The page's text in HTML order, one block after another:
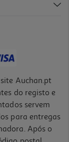
Auchan.pt
do registo e
servem
para entregas
Após o